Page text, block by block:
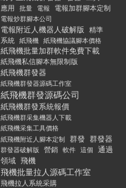
應用
批量 電報 電報加群腳本定制
電報炒群腳本公司
電報附近人機器人破解版 精準
系統 紙飛機 紙飛機協議腳本價格
紙飛機批量加群軟件免費下載
紙飛機私信腳本無限制版
紙飛機群發器
紙飛機群發器源碼工作室
紙飛機群發源碼公司
紙飛機群發系統報價
紙飛機群采集機器人下載
紙飛機采集工具價格
紙飛機附近人腳本定制
群發 群發器
群發器破解版 營銷 軟件 這個
通過
領域 飛機
飛機批量拉人源碼工作室
飛機拉人系統采購